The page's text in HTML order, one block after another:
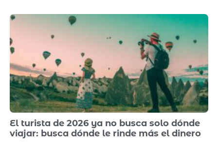
El turista de 2026 ya no busca solo dónde
viajar: busca dónde le rinde más el dinero